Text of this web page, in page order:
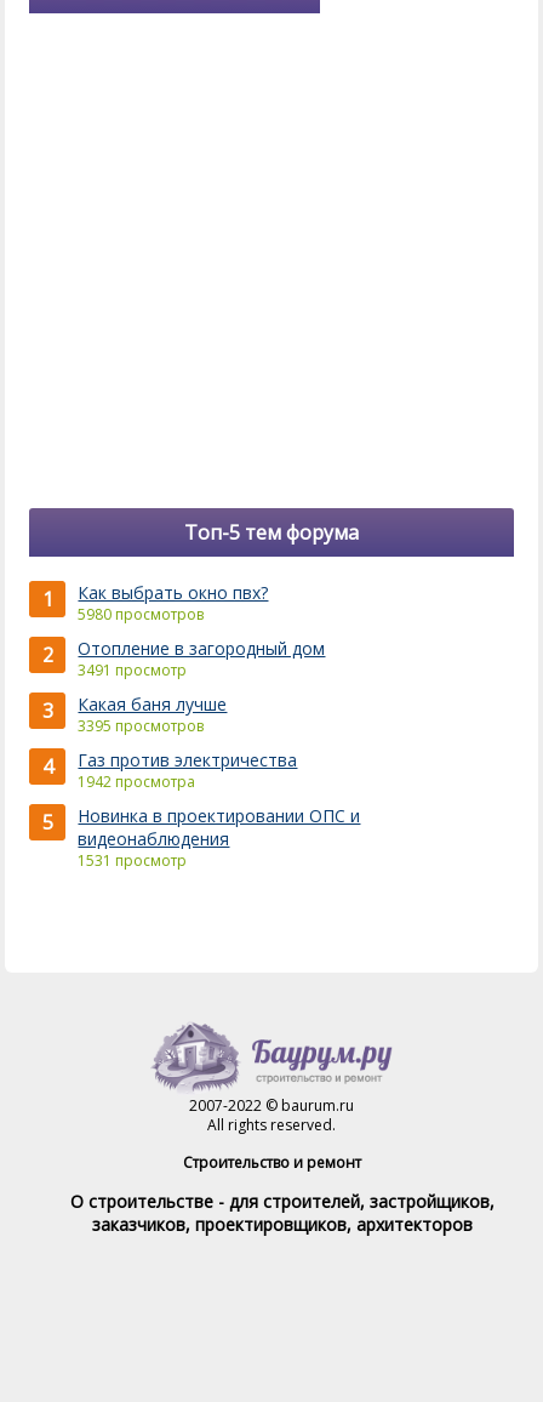
Топ-5 тем форума
1 Как выбрать окно пвх?
5980 просмотров
2 Отопление в загородный дом
3491 просмотр
3 Какая баня лучше
3395 просмотров
4 Газ против электричества
1942 просмотра
5
Новинка в проектировании ОПС и
видеонаблюдения
1531 просмотр
2007-2022 © baurum.ru
All rights reserved.
Строительство и ремонт
О строительстве - для строителей, застройщиков,
заказчиков, проектировщиков, архитекторов